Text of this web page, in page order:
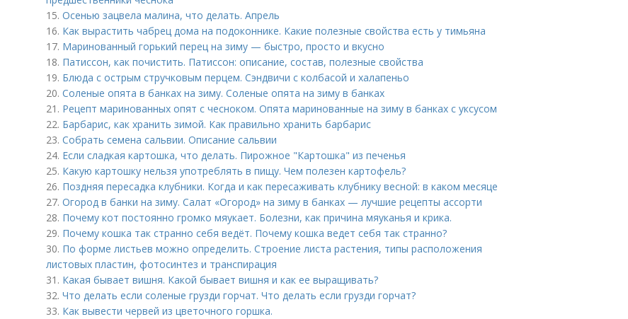
15. Осенью зацвела малина, что делать. Апрель
16. Как вырастить чабрец дома на подоконнике. Какие полезные свойства есть у тимьяна
17. Маринованный горький перец на зиму — быстро, просто и вкусно
18. Патиссон, как почистить. Патиссон: описание, состав, полезные свойства
19. Блюда с острым стручковым перцем. Сэндвичи с колбасой и халапеньо
20. Соленые опята в банках на зиму. Соленые опята на зиму в банках
21. Рецепт маринованных опят с чесноком. Опята маринованные на зиму в банках с уксусом
22. Барбарис, как хранить зимой. Как правильно хранить барбарис
23. Собрать семена сальвии. Описание сальвии
24. Если сладкая картошка, что делать. Пирожное "Картошка" из печенья
25. Какую картошку нельзя употреблять в пищу. Чем полезен картофель?
26. Поздняя пересадка клубники. Когда и как пересаживать клубнику весной: в каком месяце
27. Огород в банки на зиму. Салат «Огород» на зиму в банках — лучшие рецепты ассорти
28. Почему кот постоянно громко мяукает. Болезни, как причина мяуканья и крика.
29. Почему кошка так странно себя ведёт. Почему кошка ведет себя так странно?
30. По форме листьев можно определить. Строение листа растения, типы расположения
листовых пластин, фотосинтез и транспирация
31. Какая бывает вишня. Какой бывает вишня и как ее выращивать?
32. Что делать если соленые грузди горчат. Что делать если грузди горчат?
33. Как вывести червей из цветочного горшка.